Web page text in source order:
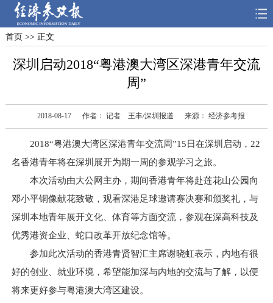
首页 深度 思想
财智
电子报
首页 >> 正文
深圳启动2018“粤港澳大湾区深港青年交流
周”
2018-08-17 作者： 记者 王丰/深圳报道 来源： 经济参考报
2018“粤港澳大湾区深港青年交流周”15日在深圳启动，22
名香港青年将在深圳展开为期一周的参观学习之旅。
本次活动由大公网主办，期间香港青年将赴莲花山公园向
邓小平铜像献花致敬，观看深港足球邀请赛决赛和颁奖礼，与
深圳本地青年展开文化、体育等方面交流，参观在深高科技及
优秀港资企业、蛇口改革开放纪念馆等。
参加此次活动的香港青贤智汇主席谢晓虹表示，内地有很
好的创业、就业环境，希望能加深与内地的交流与了解，以便
将来更好参与粤港澳大湾区建设。